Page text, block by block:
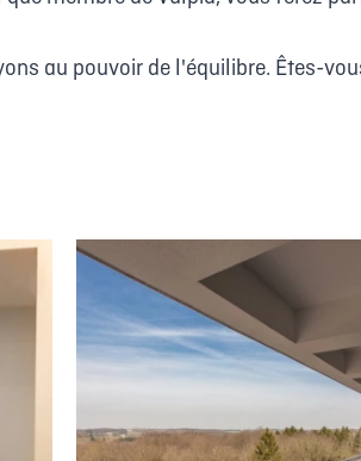
au pouvoir de l'équilibre. Êtes-